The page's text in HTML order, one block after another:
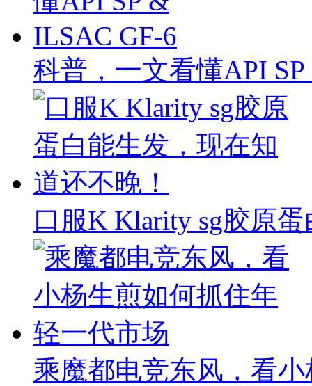
科普，一文看懂API
口服K Klarity sg胶原
乘魔都电竞东风，看